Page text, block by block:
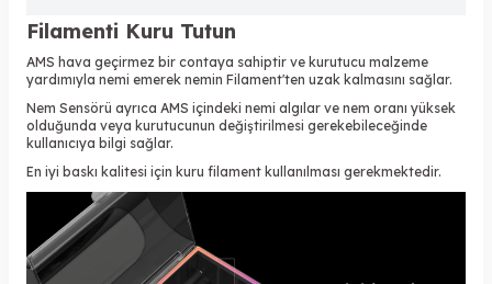
Filamenti Kuru Tutun
AMS hava geçirmez bir contaya sahiptir ve kurutucu malzeme
yardımıyla nemi emerek nemin Filament'ten uzak kalmasını sağlar.
Nem Sensörü ayrıca AMS içindeki nemi algılar ve nem oranı yüksek
olduğunda veya kurutucunun değiştirilmesi gerekebileceğinde
kullanıcıya bilgi sağlar.
En iyi baskı kalitesi için kuru filament kullanılması gerekmektedir.